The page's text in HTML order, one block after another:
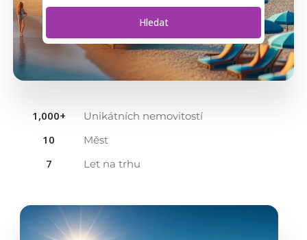
Hledat
1,000+ Unikátních nemovitostí
10 Měst
7 Let na trhu